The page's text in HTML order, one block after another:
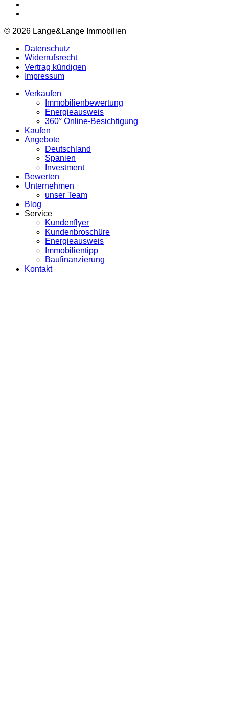
© 2026 Lange&Lange Immobilien
Datenschutz
Widerrufsrecht
Vertrag kündigen
Impressum
Verkaufen
Immobilienbewertung
Energieausweis
360° Online-Besichtigung
Kaufen
Angebote
Deutschland
Spanien
Investment
Bewerten
Unternehmen
unser Team
Blog
Service
Kundenflyer
Kundenbroschüre
Energieausweis
Immobilientipp
Baufinanzierung
Kontakt